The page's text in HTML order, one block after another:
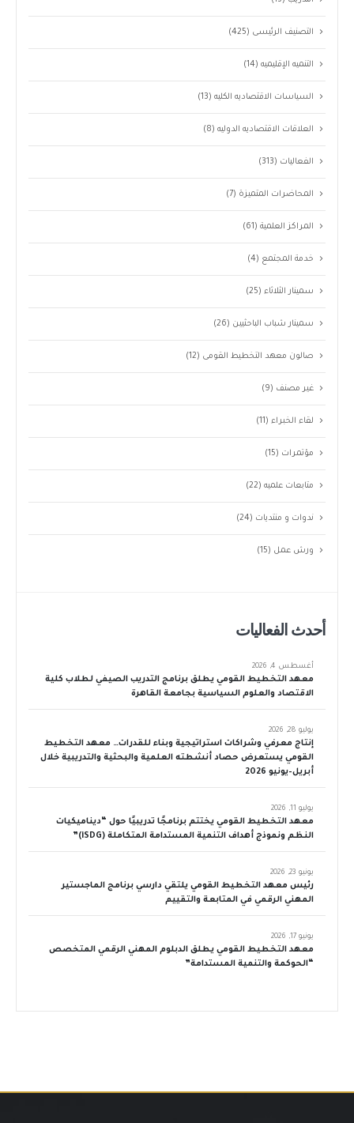
التصنيف الرئيسى (425)
التنميه الإقليميه(14)
السياسات الاقتصاديه الكليه(13)
العلاقات الاقتصاديه الدوليه(8)
الفعاليات (313)
المحاضرات المتميزة (7)
المراكز العلمية(61)
خدمة المجتمع (4)
سمينار الثلاثاء(25)
سمينار شباب الباحثيين (26)
صالون معهد التخطيط القومى (12)
غير مصنف (9)
لقاء الخبراء(11)
مؤتمرات (15)
متابعات علميه(22)
ندوات و منتديات (24)
ورش عمل (15)
أحدث الفعاليات
معهد التخطيط القومي يطلق برنامج التدريب الصيفي لطلاب كلية
الاقتصاد والعلوم السياسية بجامعة القاهرة
أغسطس 4, 2026
إنتاج معرفي وشراكات استراتيجية وبناء للقدرات… معهد التخطيط
القومي يستعرض حصاد أنشطته العلمية والبحثية والتدريبية خلال
أبريل–يونيو 2026
يوليو 28, 2026
معهد التخطيط القومي يختتم برنامجًا تدريبيًا حول “ديناميكيات
النظم ونموذج أهداف التنمية المستدامة المتكاملة (iSDG)”
يوليو 11, 2026
رئيس معهد التخطيط القومي يلتقي دارسي برنامج الماجستير
المهني الرقمي في المتابعة والتقييم
يونيو 23, 2026
معهد التخطيط القومي يطلق الدبلوم المهني الرقمي المتخصص
“الحوكمة والتنمية المستدامة”
يونيو 17, 2026